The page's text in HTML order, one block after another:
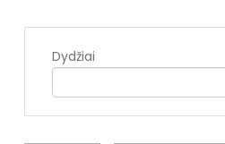
Dydžiai